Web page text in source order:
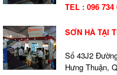
TEL : 096 734
SƠN HÀ TẠI
Số 43J2
Hưng Thuận,